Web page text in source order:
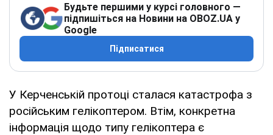
Будьте першими у курсі головного —
підпишіться на Новини на OBOZ.UA у
Google
Підписатися
У Керченській протоці сталася катастрофа з
російським гелікоптером. Втім, конкретна
інформація щодо типу гелікоптера є